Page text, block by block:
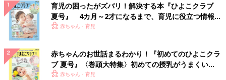
育児の困ったがズバリ！解決する本『ひよこクラブ
夏号』 4カ月～2才になるまで、育児に役立つ情報が
いっぱい！
赤ちゃん・育児
赤ちゃんのお世話まるわかり！『初めてのひよこクラ
ブ 夏号』〈巻頭大特集〉初めての授乳がうまくい
く！ おっぱい・ミルクの基本と夏のトラブル 解決テ
赤ちゃん・育児